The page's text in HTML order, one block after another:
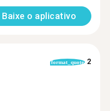
Baixe o aplicativo
format_quote 2